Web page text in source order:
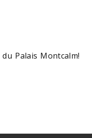
du Palais Montcalm!